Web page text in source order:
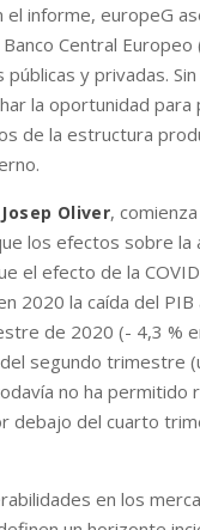
el informe, europeG
Central Europeo
y privadas.
la oportunidad para
de la estructura
Josep Oliver,
los efectos sobre
el efecto de la
2020 la caída del PIB
de 2020 (- 4,3 %
segundo trimestre
no ha
debajo del cuarto
en los